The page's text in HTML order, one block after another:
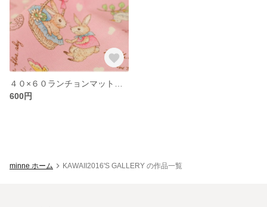
600円
minne ホーム KAWAII2016'S GALLERY の作品一覧